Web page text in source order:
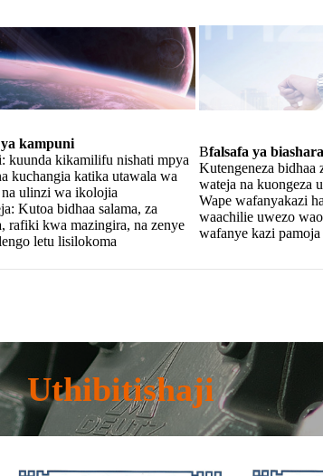
kampuni
kuunda kikamilifu nishati mpya
kuchangia katika utawala wa
ulinzi wa ikolojia
Kutoa bidhaa salama, za
rafiki kwa mazingira, na zenye
letu lisilokoma
Bfalsafa ya biashara
Kutengeneza bidhaa
wateja na kuongeza
Wape wafanyakazi
waachilie uwezo
wafanye kazi
Uthibitishaji